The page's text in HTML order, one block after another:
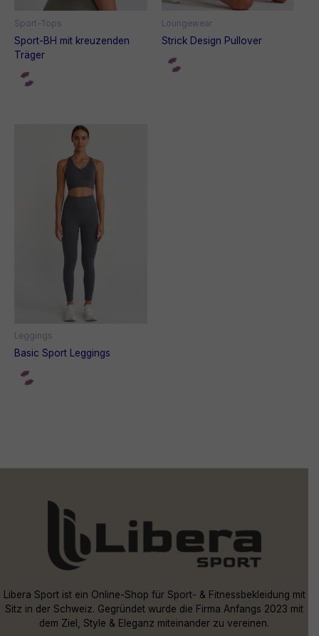
Sport-Tops
Sport-BH mit kreuzenden
Träger
Loungewear
Strick Design Pullover
Leggings
Basic Sport Leggings
Libera Sport ist ein Online-Shop für Sport- & Fitnessbekleidung mit
Sitz in der Schweiz. Gegründet wurde die Firma Anfangs 2023 mit
dem Ziel, Style & Eleganz miteinander zu vereinen.